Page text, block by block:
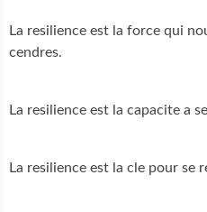
La resilience est la force qui
cendres.
La resilience est la capacite a
La resilience est la cle pour se